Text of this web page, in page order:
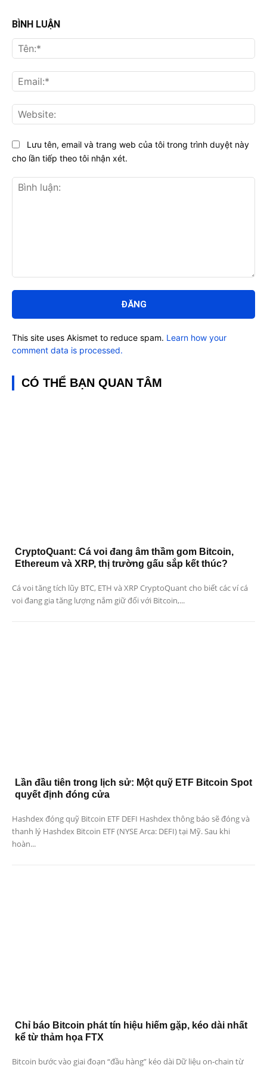
BÌNH LUẬN
luận:
Lưu tên, email và trang web của tôi trong trình duyệt này
cho lần tiếp theo tôi nhận xét.
This site uses Akismet to reduce spam. Learn how your
comment data is processed.
CÓ THỂ BẠN QUAN TÂM
CryptoQuant: Cá voi đang âm thầm gom Bitcoin,
Ethereum và XRP, thị trường gấu sắp kết thúc?
Cá voi tăng tích lũy BTC, ETH và XRP CryptoQuant cho biết các ví cá
voi đang gia tăng lượng nắm giữ đối với Bitcoin,...
Lần đầu tiên trong lịch sử: Một quỹ ETF Bitcoin Spot
quyết định đóng cửa
Hashdex đóng quỹ Bitcoin ETF DEFI Hashdex thông báo sẽ đóng và
thanh lý Hashdex Bitcoin ETF (NYSE Arca: DEFI) tại Mỹ. Sau khi
hoàn...
Chỉ báo Bitcoin phát tín hiệu hiếm gặp, kéo dài nhất
kể từ thảm họa FTX
Bitcoin bước vào giai đoạn “đầu hàng” kéo dài Dữ liệu on-chain từ